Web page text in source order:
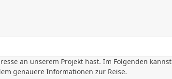
an unserem Projekt hast. Im Folgenden
genauere Informationen zur Reise.